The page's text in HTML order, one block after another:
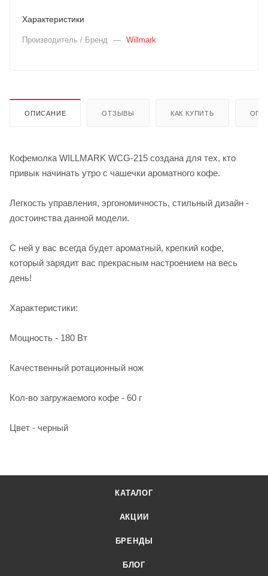
Характеристики
Производитель / Бренд — Willmark
ОПИСАНИЕ ОТЗЫВЫ КАК КУПИТЬ
Кофемолка WILLMARK WCG-215 создана для тех, кто
привык начинать утро с чашечки ароматного кофе.
Легкость управления, эргономичность, стильный дизайн -
достоинства данной модели.
С ней у вас всегда будет ароматный, крепкий кофе,
который зарядит вас прекрасным настроением на весь
день!
Характеристики:
Мощность - 180 Вт
Качественный ротационный нож
Кол-во загружаемого кофе - 60 г
Цвет - черный
КАТАЛОГ
АКЦИИ
БРЕНДЫ
БЛОГ